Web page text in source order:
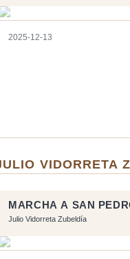
2025-12-13
VIDORRETA
MARCHA A SAN
Julio Vidorreta Zubeldía